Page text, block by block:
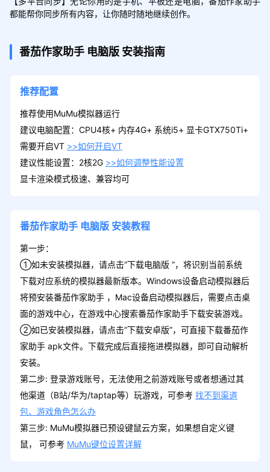
都能帮你同步所有内容，让你随时随地继续创作。
番茄作家助手 电脑版 安装指南
推荐配置
推荐使用MuMu模拟器运行
建议电脑配置：CPU4核+ 内存4G+ 系统i5+ 显卡GTX750Ti+
需要开启VT >>如何开启VT
建议性能设置：2核2G >>如何调整性能设置
显卡渲染模式极速、兼容均可
番茄作家助手 电脑版 安装教程
第一步：
①如未安装模拟器，请点击“下载电脑版 ”，将识别当前系统
下载对应系统的模拟器最新版本。Windows设备启动模拟器后
将预安装番茄作家助手 ，Mac设备启动模拟器后，需要点击桌
面的游戏中心，在游戏中心搜索番茄作家助手下载安装游戏。
②如已安装模拟器，请点击“下载安卓版”，可直接下载番茄作
家助手 apk文件。下载完成后直接拖进模拟器，即可自动解析
安装。
第二步: 登录游戏账号，无法使用之前游戏账号或者想通过其
他渠道（B站/华为/taptap等）玩游戏，可参考 找不到渠道
包、游戏角色怎么办
第三步: MuMu模拟器已预设键鼠云方案，如果想自定义键
鼠， 可参考 MuMu键位设置详解